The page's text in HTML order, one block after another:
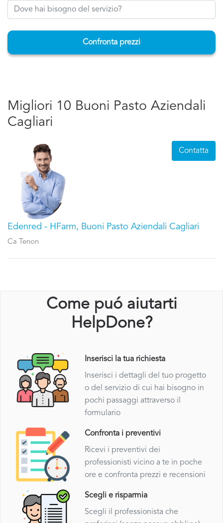
Confronta prezzi
Migliori 10 Buoni Pasto Aziendali
Cagliari
Edenred - HFarm, Buoni Pasto Aziendali Cagliari
Ca Tenon
Contatta
Come puó aiutarti
HelpDone?
Inserisci la tua richiesta
Inserisci i dettagli del tuo progetto
o del servizio di cui hai bisogno in
pochi passaggi attraverso il
formulario
Confronta i preventivi
Ricevi i preventivi dei
professionisti vicino a te in poche
ore e confronta prezzi e recensioni
Scegli e risparmia
Scegli il professionista che